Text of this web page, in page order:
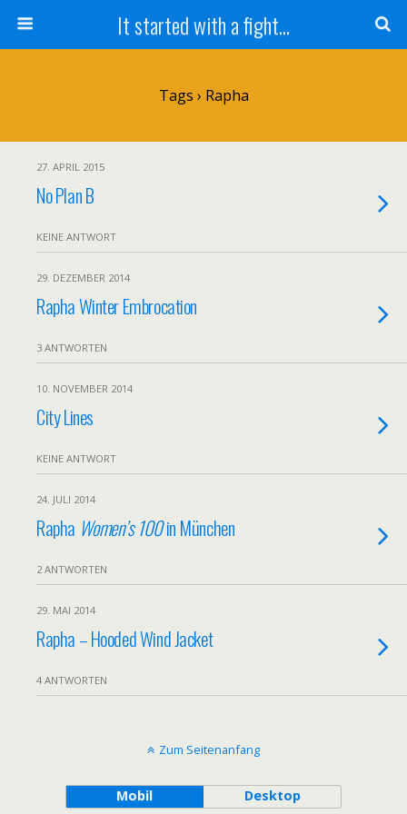
It started with a fight...
Tags › Rapha
27. APRIL 2015
No Plan B
KEINE ANTWORT
29. DEZEMBER 2014
Rapha Winter Embrocation
3 ANTWORTEN
10. NOVEMBER 2014
City Lines
KEINE ANTWORT
24. JULI 2014
Rapha Women’s 100in München
2 ANTWORTEN
29. MAI 2014
Rapha – Hooded Wind Jacket
4 ANTWORTEN
Zum Seitenanfang
Mobil Desktop